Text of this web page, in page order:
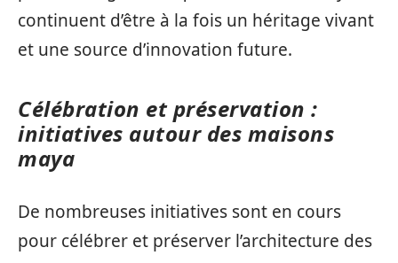
continuent d’être à la fois un héritage vivant
et une source d’innovation future.
Célébration et préservation :
initiatives autour des maisons
maya
De nombreuses initiatives sont en cours
pour célébrer et préserver l’architecture des